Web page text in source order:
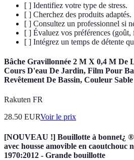
[ ] Identifiez votre type de stress.
[ ] Cherchez des produits adaptés.
[ ] Consultez un professionnel si
[ ] Évaluez vos préférences (goût,
[ ] Intégrez un temps de détente
Bâche Gravillonnée 2 M X 0,4 M De
Cours D'eau De Jardin, Film Pour
Revêtement De Bassin, Couleur Sable
Rakuten FR
28.50 EURVoir le prix
[NOUVEAU !] Bouillotte à bonnet¿
avec housse amovible en
1970:2012 - Grande bouillotte